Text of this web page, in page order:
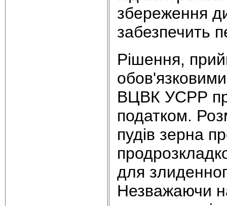
збереження
забезпечить
Рішення,
ВЦВК УСРР
податком.
пудів зерна
для
Незважаючи